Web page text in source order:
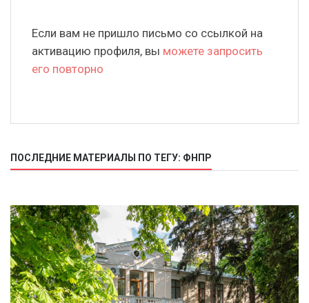
Если вам не пришло письмо со ссылкой на
активацию профиля, вы можете запросить
его повторно
ПОСЛЕДНИЕ МАТЕРИАЛЫ ПО ТЕГУ: ФНПР